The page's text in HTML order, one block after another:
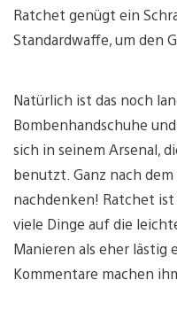
Ratchet genügt ein
Standardwaffe, um den
Natürlich ist das noch
Bombenhandschuhe
sich in seinem Arsenal,
benutzt. Ganz nach
nachdenken! Ratchet
viele Dinge auf die
Manieren als eher lästig
Kommentare machen